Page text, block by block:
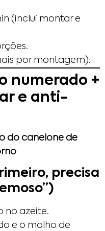
(inclui montar e
por montagem).
numerado +
e anti-
do canelone de
precisa
no azeite.
e o molho de